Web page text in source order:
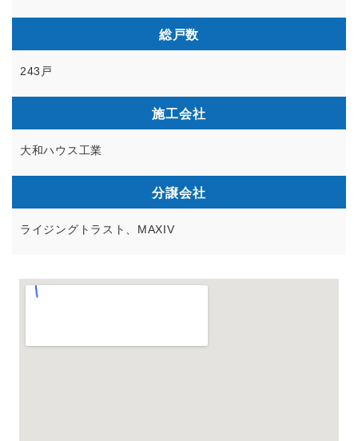
総戸数
243戸
施工会社
大和ハウス工業
分譲会社
ライジングトラスト、MAXIV